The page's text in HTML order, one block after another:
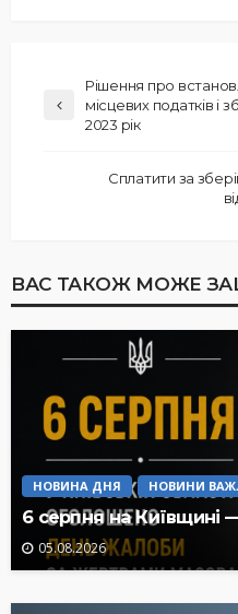
Рішення про
місцевих податків і
2023 рік
Сплатити за
ВАС ТАКОЖ МОЖЕ
НОВИНА ДНЯ НОВИНИ
6 серпня на Київщині
05.08.2026